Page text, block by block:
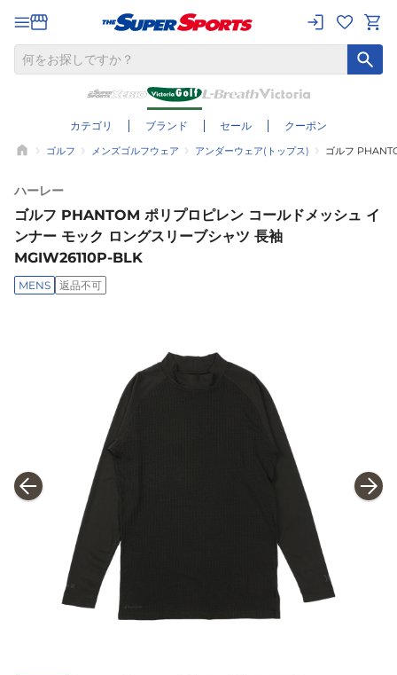
カテゴリ ブランド セール クーポン
ゴルフ メンズゴルフウェア アンダーウェア(トップス) ゴルフ
ハーレー
ゴルフ PHANTOM ポリプロピレン コールドメッシュ イ
ンナー モック ロングスリーブシャツ 長袖
MGIW26110P-BLK
MENS 返品不可